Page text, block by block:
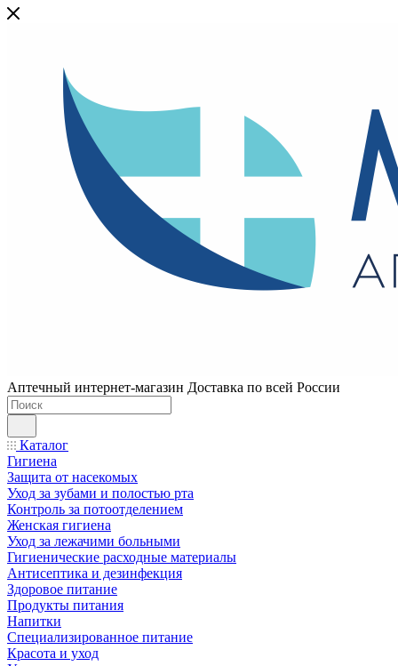
Аптечный интернет-магазин Доставка по всей России
Каталог
Гигиена
Защита от насекомых
Уход за зубами и полостью рта
Контроль за потоотделением
Женская гигиена
Уход за лежачими больными
Гигиенические расходные материалы
Антисептика и дезинфекция
Здоровое питание
Продукты питания
Напитки
Специализированное питание
Красота и уход